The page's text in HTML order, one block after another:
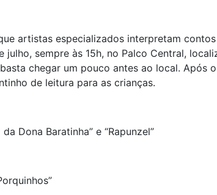
artistas especializados interpretam
sempre às 15h, no Palco Central,
chegar um pouco antes ao local. Após
de leitura para as crianças.
Dona Baratinha” e “Rapunzel”